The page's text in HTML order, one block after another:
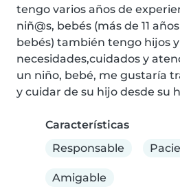
tengo varios años de
niñ@s, bebés (más de 11
bebés) también tengo hijos y
necesidades,cuidados y
un niño, bebé, me gustaría
y cuidar de su hijo desde su
Características
Responsable
Amigable